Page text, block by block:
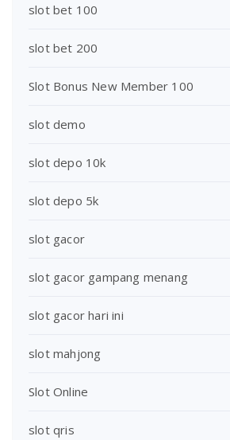
slot bet 100
slot bet 200
Slot Bonus New Member 100
slot demo
slot depo 10k
slot depo 5k
slot gacor
slot gacor gampang menang
slot gacor hari ini
slot mahjong
Slot Online
slot qris